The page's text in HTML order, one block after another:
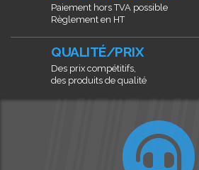
Paiement hors TVA possible
Règlement en HT
QUALITÉ/PRIX
Des prix compétitifs,
des produits de qualité